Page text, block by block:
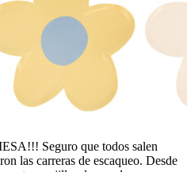
Seguro que todos salen
las carreras de escaqueo. Desde